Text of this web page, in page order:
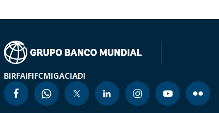
BIRFAIFIFCMIGACIADI